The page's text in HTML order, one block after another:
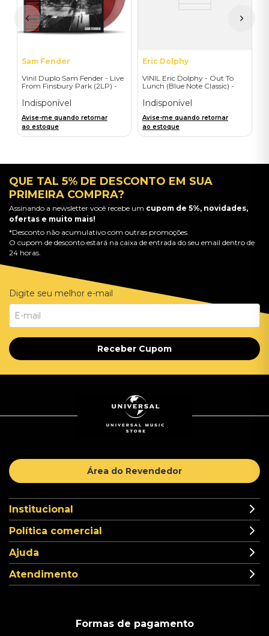
Sam Fender
Vinil Duplo Sam Fender - Live
From Finsbury Park (2LP) -
Indisponível
Avise-me quando retornar
ao estoque
Eric Dolphy
VINIL Eric Dolphy - Out To
Lunch (Blue Note Classic) -
Indisponível
Avise-me quando retornar
ao estoque
QUE TAL 5% DE DESCONTO EM SUA
PRIMEIRA COMPRA?
Assinando a newsletter você recebe um cupom de 5%, novidades,
ofertas e muito mais!
*Desconto não acumulativo com outras promoções.
O cupom de desconto estará na caixa de entrada do seu email dentro de
24 horas.
Digite seu melhor e-mail
Receber Cupom
Área do Revendedor
Institucional
Política comercial
Ajuda
Atendimento
Formas de pagamento